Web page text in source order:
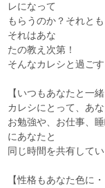
レになって
もらうのか？それと
それはあな
たの教え次第！
そんなカレシと過ご
【いつもあなたと一緒
カレシにとって、あ
お勉強や、お仕事、
にあなたと
同じ時間を共有してい
【性格もあなた色に・